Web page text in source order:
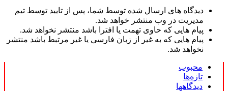
دیدگاه های ارسال شده توسط شما، پس از تایید توسط تیم
مدیریت در وب منتشر خواهد شد.
پیام هایی که حاوی تهمت یا افترا باشد منتشر نخواهد شد.
پیام هایی که به غیر از زبان فارسی یا غیر مرتبط باشد منتشر
نخواهد شد.
محبوب
تازه‌ها
دیدگاهها